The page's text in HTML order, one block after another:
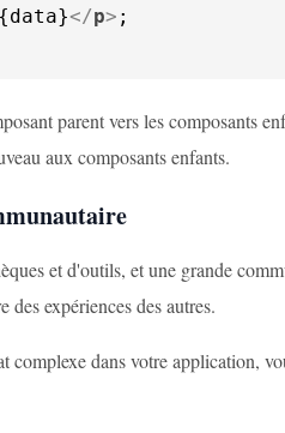
</p> ;
parent vers les composants
aux composants enfants.
et d'outils, et une grande
expériences des autres.
complexe dans votre application,